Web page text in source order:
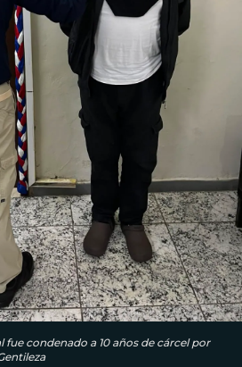
fue condenado a 10 años de cárcel por